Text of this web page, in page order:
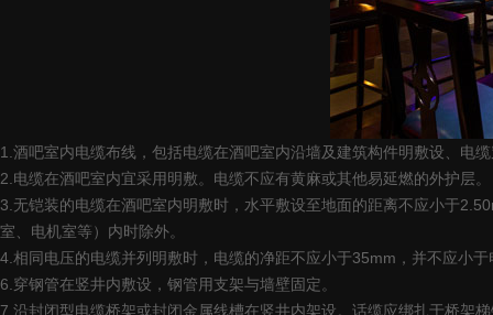
1.酒吧室内电缆布线，包括电缆在酒吧室内沿墙及建筑构件明敷设、电
2.电缆在酒吧室内宜采用明敷。电缆不应有黄麻或其他易延燃的外护层。
3.无铠装的电缆在酒吧室内明敷时，水平敷设至地面的距离不应小于
室、电机室等）内时除外。
4.相同电压的电缆并列明敷时，电缆的净距不应小于35mm，并不应小
6.穿钢管在竖井内敷设，钢管用支架与墙壁固定。
7.沿封闭型电缆桥架或封闭金属线槽在竖井内架设。话缆应绑扎于桥架